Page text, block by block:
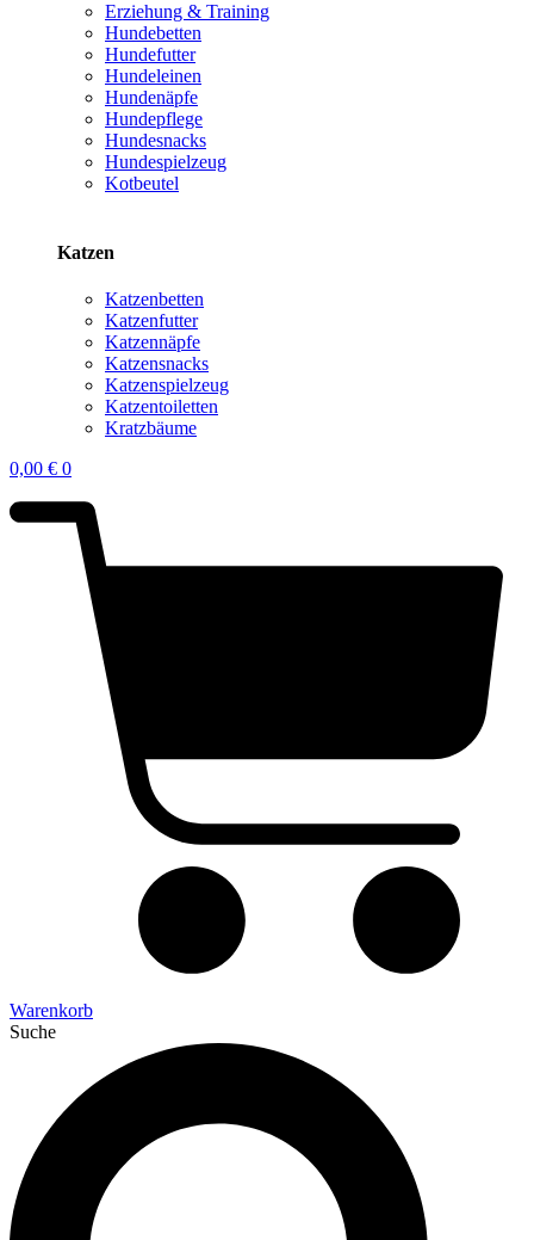
Erziehung & Training
Hundebetten
Hundefutter
Hundeleinen
Hundenäpfe
Hundepflege
Hundesnacks
Hundespielzeug
Kotbeutel
Katzen
Katzenbetten
Katzenfutter
Katzennäpfe
Katzensnacks
Katzenspielzeug
Katzentoiletten
Kratzbäume
0,00 € 0
Warenkorb
Suche